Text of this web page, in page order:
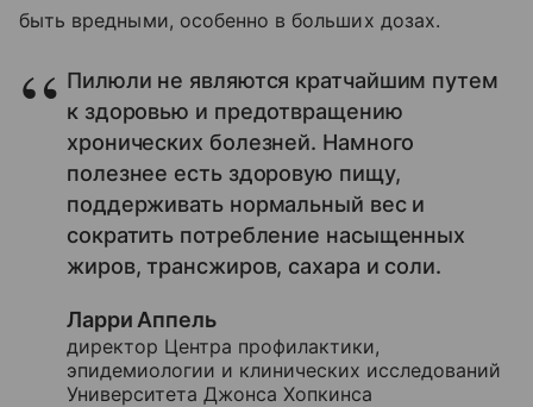
быть вредными, особенно в больших дозах.
Пилюли не являются кратчайшим путем
к здоровью и предотвращению
хронических болезней. Намного
полезнее есть здоровую пищу,
поддерживать нормальный вес и
сократить потребление насыщенных
жиров, трансжиров, сахара и соли.
Ларри Аппель
директор Центра профилактики,
эпидемиологии и клинических исследований
Университета Джонса Хопкинса